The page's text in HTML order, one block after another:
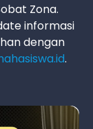
Zona.
informasi
dengan
.